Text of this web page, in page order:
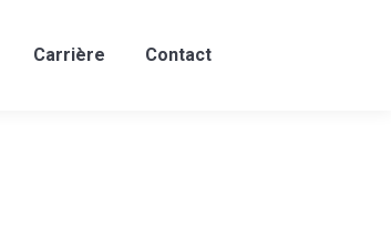
Carrière Contact